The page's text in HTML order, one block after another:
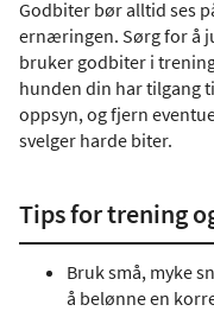
Godbiter bør alltid ses
ernæringen. Sørg for å
bruker godbiter i
hunden din har tilgang
oppsyn, og fjern
svelger harde biter.
Tips for trening
Bruk små, myke
å belønne en